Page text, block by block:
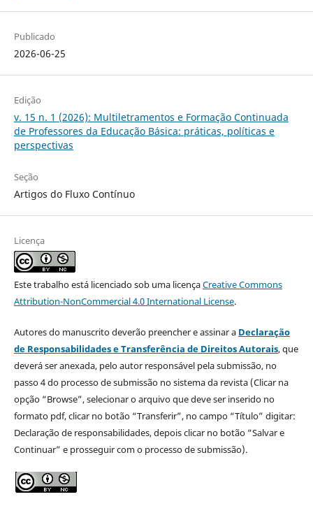
Publicado
2026-06-25
Edição
v. 15 n. 1 (2026): Multiletramentos e Formação Continuada
de Professores da Educação Básica: práticas, políticas e
perspectivas
Seção
Artigos do Fluxo Contínuo
Licença
Este trabalho está licenciado sob uma licençaCreative Commons
Attribution-NonCommercial 4.0 International License.
Autores do manuscrito deverão preencher e assinar a Declaração
de Responsabilidades e Transferência de Direitos Autorais, que
deverá ser anexada, pelo autor responsável pela submissão, no
passo 4 do processo de submissão no sistema da revista (Clicar na
opção “Browse”, selecionar o arquivo que deve ser inserido no
formato pdf, clicar no botão “Transferir”, no campo “Título” digitar:
Declaração de responsabilidades, depois clicar no botão “Salvar e
Continuar” e prosseguir com o processo de submissão).